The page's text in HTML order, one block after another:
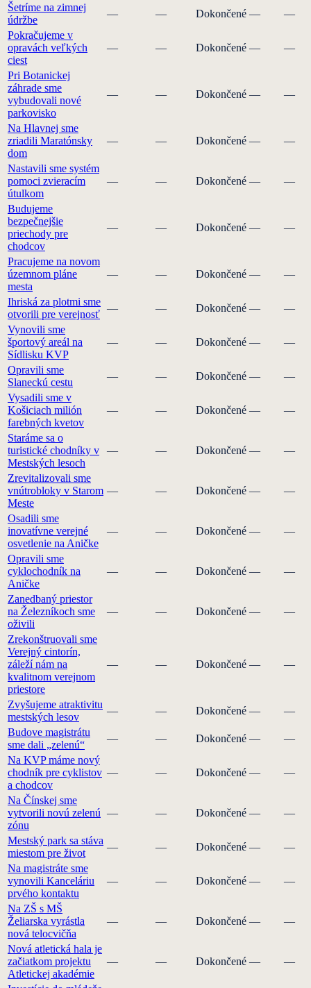
Šetríme na zimnej
údržbe
— — Dokončené —
—
Pokračujeme v
opravách veľkých
ciest
— — Dokončené — —
Pri Botanickej
záhrade sme
vybudovali nové
parkovisko
— — Dokončené — —
Na Hlavnej sme
zriadili Maratónsky
dom
— — Dokončené — —
Nastavili sme systém
pomoci zvieracím
útulkom
— — Dokončené — —
Budujeme
bezpečnejšie
priechody pre
chodcov
— — Dokončené — —
Pracujeme na novom
územnom pláne
mesta
— — Dokončené — —
Ihriská za plotmi sme
otvorili pre verejnosť
— — Dokončené —
—
Vynovili sme
športový areál na
Sídlisku KVP
— — Dokončené — —
Opravili sme
Slaneckú cestu
— — Dokončené —
—
Vysadili sme v
Košiciach milión
farebných kvetov
— — Dokončené — —
Staráme sa o
turistické chodníky v
Mestských lesoch
— — Dokončené — —
Zrevitalizovali sme
vnútrobloky v Starom
Meste
— — Dokončené — —
Osadili sme
inovatívne verejné
osvetlenie na Aničke
— — Dokončené — —
Opravili sme
cyklochodník na
Aničke
— — Dokončené — —
Zanedbaný priestor
na Železníkoch sme
oživili
— — Dokončené — —
Zrekonštruovali sme
Verejný cintorín,
záleží nám na
kvalitnom verejnom
priestore
— — Dokončené — —
Zvyšujeme atraktivitu
mestských lesov
— — Dokončené —
—
Budove magistrátu
sme dali „zelenú“
— — Dokončené —
—
Na KVP máme nový
chodník pre cyklistov
a chodcov
— — Dokončené — —
Na Čínskej sme
vytvorili novú zelenú
zónu
— — Dokončené — —
Mestský park sa stáva
miestom pre život
— — Dokončené —
—
Na magistráte sme
vynovili Kanceláriu
prvého kontaktu
— — Dokončené — —
Na ZŠ s MŠ
Želiarska vyrástla
nová telocvičňa
— — Dokončené — —
Nová atletická hala je
začiatkom projektu
Atletickej akadémie
— — Dokončené — —